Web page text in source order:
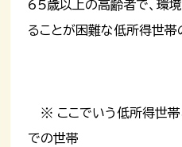
65歳以上の高齢者で、環
ることが困難な低所得世帯
※ ここでいう低所得世帯
での世帯